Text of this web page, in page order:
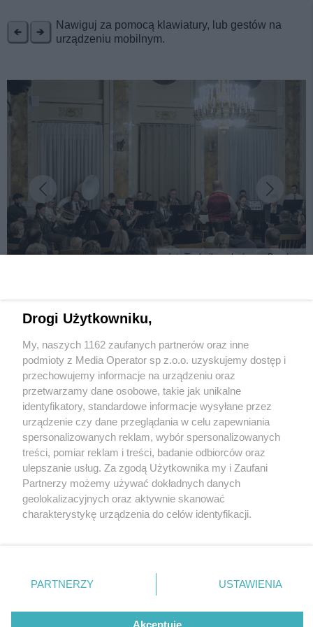
Nawiguj za pomocą klawiatury, lub gestów na
urządzeniu mobilnym.
fot: Technikum Leśne w Brynku
Technikum Leśne w Brynku zaprasza na zimowe
5 / 6
Koncert w Technikum
Leśnym w Brynku 2025
Wydawca mediów lokalnych
Nie zapomnij
zapoznać się z:
polityką prywatności regulamin korzystania z portali
Twojemiasto
Piekary Śląskie
Chorzów
Tarnowskie Góry
Gliwice
Skontakuj sięz nami
Kontakt
Wydawca
Redakcja
Drogi Użytkowniku,
My, naszych 1162 zaufanych partnerów oraz inne
podmioty z Media Operator sp z.o.o. uzyskujemy dostęp i
przechowujemy informacje na urządzeniu oraz
przetwarzamy dane osobowe, takie jak unikalne
identyfikatory, standardowe informacje wysyłane przez
urządzenie czy dane przeglądania w celu zapewniania
spersonalizowanych reklam, wybór spersonalizowanych
treści, pomiar reklam i treści, badanie odbiorców oraz
ulepszanie usług. Za zgodą Użytkownika my i Zaufani
Partnerzy możemy używać dokładnych danych
geolokalizacyjnych oraz aktywnie skanować
charakterystykę urządzenia do celów identyfikacji.
zmienić/wycofać klikając przycisk ustawień prywatności
znajdujący się w lewym dolnym rogu strony
rodzaje przetwarzania danych nie wymagają zgody
użytkownika, ale masz prawo sprzeciwić się takiemu
PARTNERZY USTAWIENIA
Akceptuję